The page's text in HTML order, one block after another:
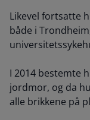
Likevel fortsatte
både i
I 2014 bestemte
jordmor, og da
alle brikkene på